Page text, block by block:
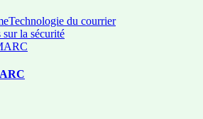
Technologie du courrier
sur la sécurité